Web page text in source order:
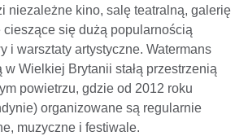
niezależne kino, salę teatralną, galerię
się dużą popularnością
i warsztaty artystyczne. Watermans
Wielkiej Brytanii stałą przestrzenią
powietrzu, gdzie od 2012 roku
organizowane są regularnie
muzyczne i festiwale.